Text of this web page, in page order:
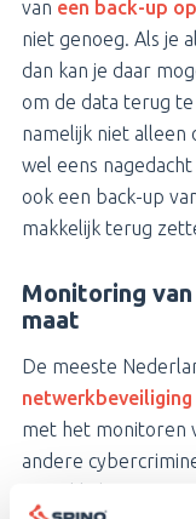
van een back-up
niet genoeg. Als je
dan kan je daar
om de data terug
namelijk niet alleen
wel eens
ook een back-up
makkelijk terug
Monitoring
maat
De meeste
netwerkbeveiliging
met het monitoren
andere